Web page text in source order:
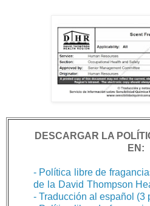
DESCARGAR LA
EN:
- Política libre de
de la David Thompson
- Traducción al español (3